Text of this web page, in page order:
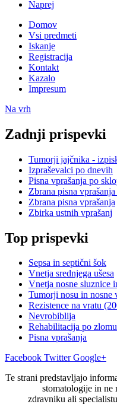
Naprej
Domov
Vsi predmeti
Iskanje
Registracija
Kontakt
Kazalo
Impresum
Na vrh
Zadnji prispevki
Tumorji jajčnika -
Izpraševalci po dnevih
Pisna vprašanja po
Zbrana pisna
Zbrana pisna vprašanja
Zbirka ustnih vprašanj
Top prispevki
Sepsa in septični šok
Vnetja srednjega ušesa
Vnetja nosne sluznice
Tumorji nosu in nosne
Rezistence na vratu
Nevrobiblija
Rehabilitacija po zlomu
Pisna vprašanja
Facebook Twitter Google+
Te strani predstavljajo
stomatologije in ne
zdravniku ali